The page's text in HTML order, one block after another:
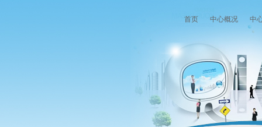
首页 中心概况 中